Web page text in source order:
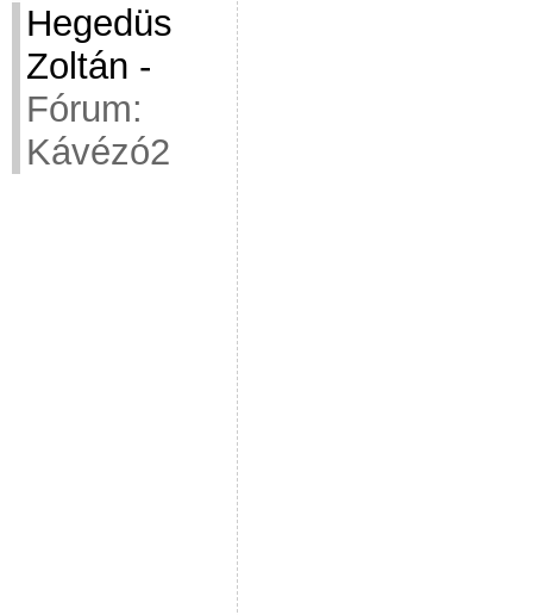
Hegedüs
Zoltán -
Fórum:
Kávézó2